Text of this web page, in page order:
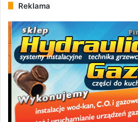
Reklama